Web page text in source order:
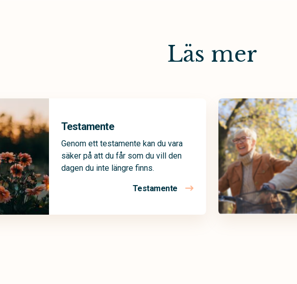
Läs mer
Testamente
Genom ett testamente kan du vara
säker på att du får som du vill den
dagen du inte längre finns.
Testamente